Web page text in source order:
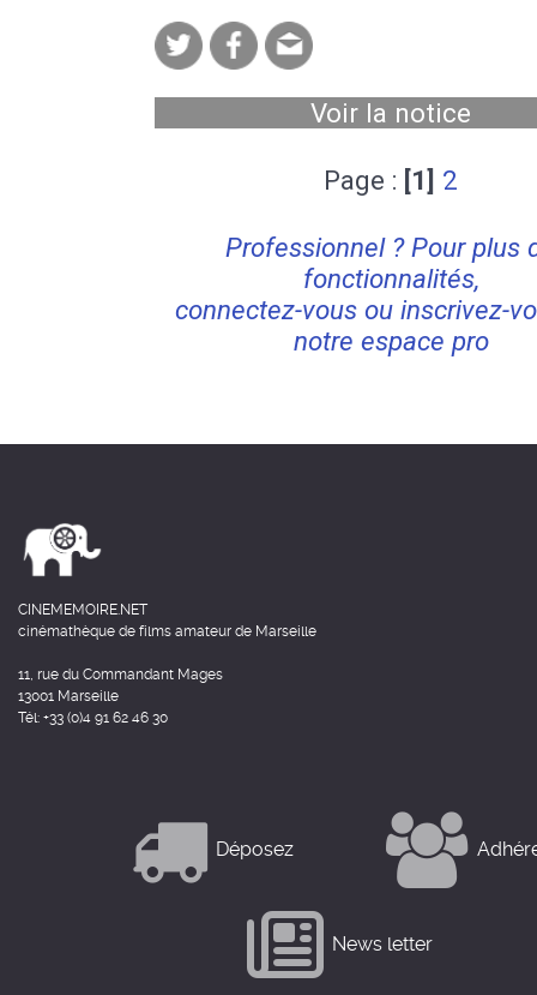
Voir la notice
Page : [1] 2
Professionnel ? Pour plus
fonctionnalités,
connectez-vous ou inscrivez-
notre espace pro
CINEMEMOIRE.NET
cinémathèque de films amateur de Marseille
11, rue du Commandant Mages
13001 Marseille
Tél: +33 (0)4 91 62 46 30
Déposez
News letter